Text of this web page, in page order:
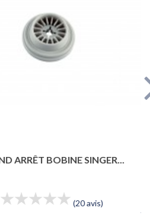
BOBINE SINGER...
(20 avis)